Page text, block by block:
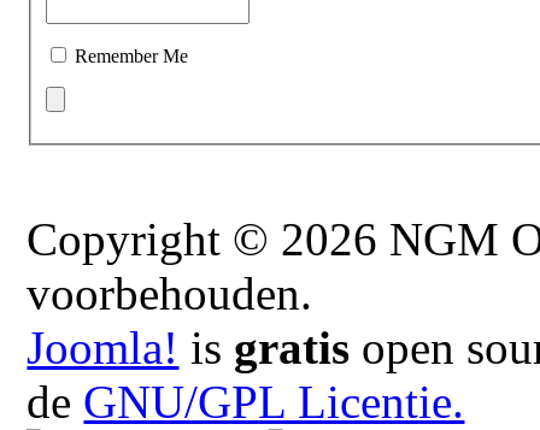
Remember Me
Copyright © 2026 NGM
voorbehouden.
Joomla! is gratis open
de GNU/GPL Licentie.